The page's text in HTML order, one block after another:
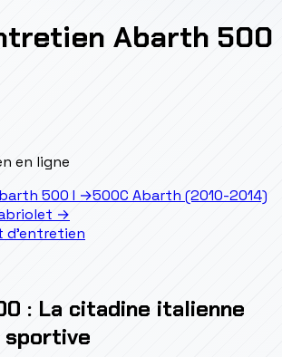
Abarth 500
en ligne
500 I →500C Abarth (2010-2014)
→
d'entretien
: La citadine italienne